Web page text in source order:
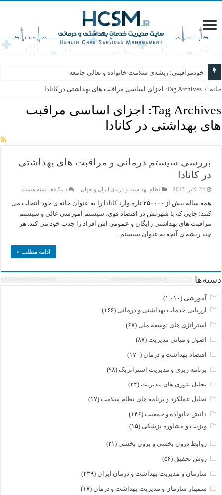
خودمراقبتی؛ ریشه‌ی سلامت خانواده و تعالی جامعه
خانه / Tag Archives: اجزای اساسی مراقبت های بهداشتی در کانادا
Tag Archives:
اجزای اساسی مراقبت
های بهداشتی در کانادا
بررسی سیستم درمانی و مراقبت های بهداشتی
در کانادا
24 اکتبر, 2013 نظام بهداشت و درمان ایران و جهان دیدگاه‌ها برای
سیستم
درمانی
و
مراقبت
های
کانادا
بسته هستند
همه ساله بیش از ۲۵۰۰۰۰ تازه وارد کانادا را به عنوان خانه ی خود انتخاب می
کنند؛ جایی که با شهرتش در اقتصاد قوی، سیستم آموزشی عالی و سیستم
مراقبت های بهداشتی رایگان و عمومی اش افراد را جذب خود می کند. هر
چند ریشه ی آنچه به عنوان سیستم ...
ادامه مطلب »
دسته‌ها
آموزشی (۱,۰۱۰)
ارزیابی خدمات بهداشتی و درمانی (۱۶۶)
استراتژی های توسعه ملی (۶۷)
اصول و مبانی مدیریت (۸۷)
اقتصاد بهداشت و درمان (۱۷۰)
برنامه ریزی و مدیریت استراتژیک (۹۸)
تحلیل تئوری های مدیریت (۲۴)
تحلیل عملکرد و برنامه های نظام سلامت (۱۷)
دانش خانواده و جمعیت (۱۴۶)
ویزیت و مشاوره پزشکی (۱۵)
روابط درون بخشی و برون بخشی (۳۱)
روش تحقیق (۵۶)
سازمان و مدیریت بهداشت و درمان ایران (۲۳۹)
سمینار سازمان و مدیریت بهداشت و درمان (۱۷)